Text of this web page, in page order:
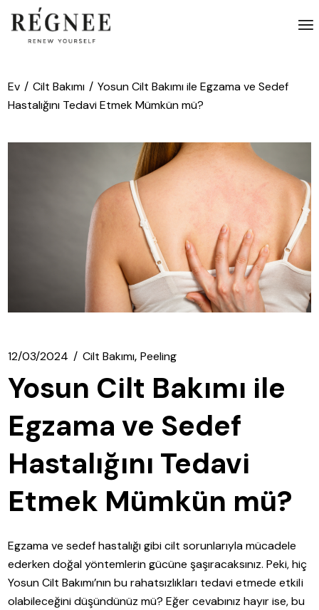
atla
Ev Cilt Bakımı
Yosun Cilt Bakımı ile Egzama ve Sedef
Hastalığını Tedavi Etmek Mümkün mü?
12/03/2024 Cilt Bakımı Peeling
Yosun Cilt Bakımı ile
Egzama ve Sedef
Hastalığını Tedavi
Etmek Mümkün mü?
Egzama ve sedef hastalığı gibi cilt sorunlarıyla mücadele
ederken doğal yöntemlerin gücüne şaşıracaksınız. Peki, hiç
Yosun Cilt Bakımı’nın bu rahatsızlıkları tedavi etmede etkili
olabileceğini düşündünüz mü? Eğer cevabınız hayır ise, bu